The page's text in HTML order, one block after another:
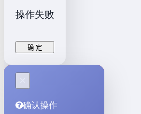
操作失败
确 定
确认操作